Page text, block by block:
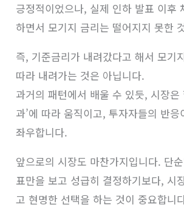
긍정적이었으나, 실제 인하 발표 이후
하면서 모기지 금리는 떨어지지 못한
즉, 기준금리가 내려갔다고 해서 모기
따라 내려가는 것은 아닙니다.
과거의 패턴에서 배울 수 있듯, 시장은
과’에 따라 움직이고, 투자자들의 반
좌우합니다.
앞으로의 시장도 마찬가지입니다. 단
표만을 보고 성급히 결정하기보다, 시
고 현명한 선택을 하는 것이 중요합니